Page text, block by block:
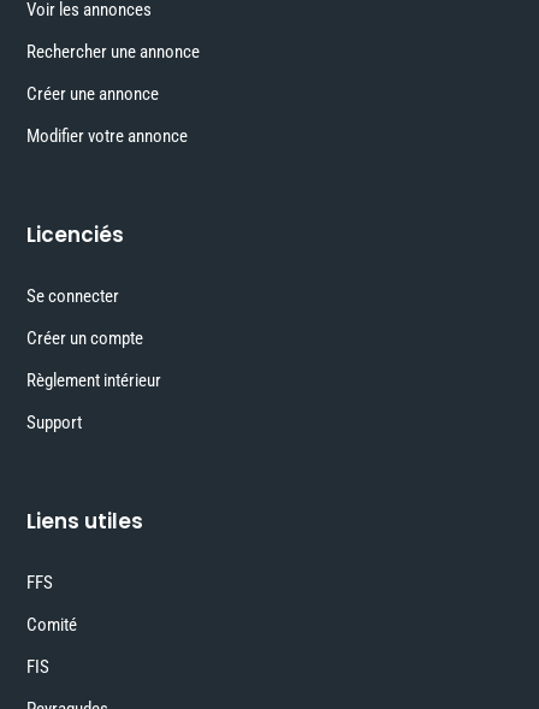
Voir les annonces
Rechercher une annonce
Créer une annonce
Modifier votre annonce
Licenciés
Se connecter
Créer un compte
Règlement intérieur
Support
Liens utiles
FFS
Comité
FIS